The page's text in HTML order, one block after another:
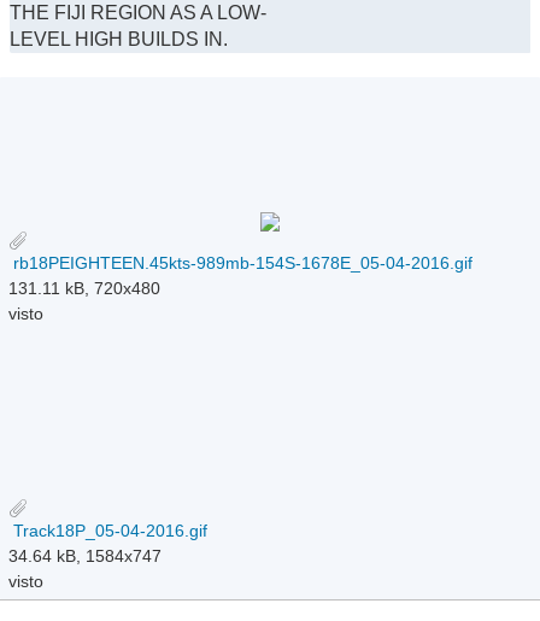
THE FIJI REGION AS A LOW-
LEVEL HIGH BUILDS IN.
rb18PEIGHTEEN.45kts-989mb-154S-1678E_05-04-2016.gif
131.11 kB, 720x480
visto
Track18P_05-04-2016.gif
34.64 kB, 1584x747
visto